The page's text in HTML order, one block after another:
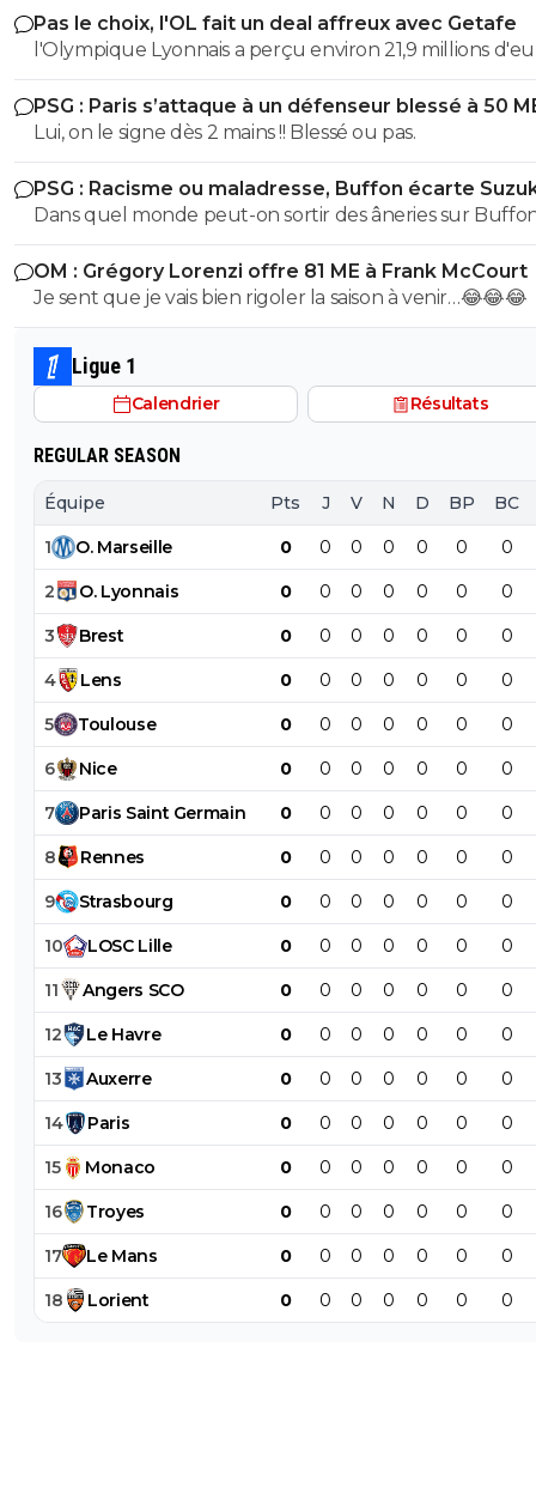
recette uefa
Pas le choix, l'OL fait un deal affreux avec Getafe
l'Olympique Lyonnais a perçu environ 21,9 millions
droits TV et de primes versés directement par l'UEFA
finissant 1er des poules et en sortant en 8eme. contre
pour marseille en ldc en etant sortie direct Le montant des
40M de 2025/2026 c'est avec la billetterie et recette
PSG : Paris s’attaque à un défenseur blessé à 50
Lui, on le signe dès 2 mains !! Blessé ou pas.
PSG : Racisme ou maladresse, Buffon écarte
Dans quel monde peut-on sortir des âneries sur
dire qu'il est raciste? Buffon connait très bien Suzuki ce
dernier évoluant Parme, l'un de sclubs cher à Buffon
(puisqu'il y a débuté). Vous ne vous dites juste pas qu'il
des choses (comme le style de vie ou l'hygiène ou
chose qui fait d'un jouer un vrai professionnel). Non
partez direct sur des considérations racistes... Ah la la...
OM : Grégory Lorenzi offre 81 ME à Frank McCourt
Je sent que je vais bien rigoler la saison à venir…😂😂😂
Ligue 1
Calendrier Résultats
REGULAR SEASON
Équipe Pts J V N D BP BC
1 O. Marseille 0 0 0 0 0 0 0
2 O. Lyonnais 0 0 0 0 0 0 0
3 Brest 0 0 0 0 0 0 0
4 Lens 0 0 0 0 0 0 0
5 Toulouse 0 0 0 0 0 0 0
6 Nice 0 0 0 0 0 0 0
7 Paris Saint Germain 0 0 0 0 0 0 0
8 Rennes 0 0 0 0 0 0 0
9 Strasbourg 0 0 0 0 0 0 0
10 LOSC Lille 0 0 0 0 0 0 0
11 Angers SCO 0 0 0 0 0 0 0
12 Le Havre 0 0 0 0 0 0 0
13 Auxerre 0 0 0 0 0 0 0
14 Paris 0 0 0 0 0 0 0
15 Monaco 0 0 0 0 0 0 0
16 Troyes 0 0 0 0 0 0 0
17 Le Mans 0 0 0 0 0 0 0
18 Lorient 0 0 0 0 0 0 0